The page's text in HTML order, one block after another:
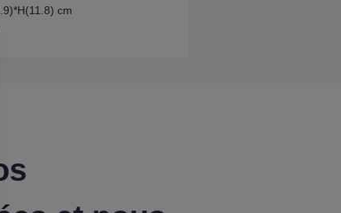
cm